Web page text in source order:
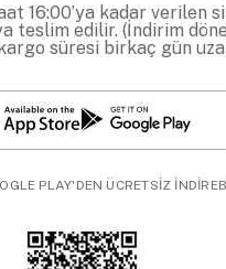
16:00’ya kadar verilen
teslim edilir. (İndirim
süresi birkaç gün
PLAY'DEN ÜCRETSİZ